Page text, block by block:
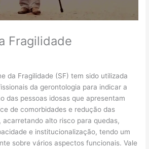
Fragilidade
da Fragilidade (SF) tem sido utilizada
da gerontologia para indicar a
das pessoas idosas que apresentam
de comorbidades e redução das
acarretando alto risco para quedas,
e institucionalização, tendo um
sobre vários aspectos funcionais. Vale